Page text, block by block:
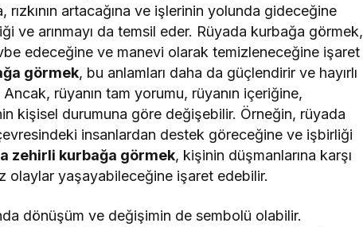
artacağına ve işlerinin yolunda gideceğine
ve arınmayı da temsil eder. Rüyada kurbağa görmek,
edeceğine ve manevi olarak temizleneceğine işaret
görmek, bu anlamları daha da güçlendirir ve hayırlı
rüyanın tam yorumu, rüyanın içeriğine,
kişisel durumuna göre değişebilir. Örneğin, rüyada
insanlardan destek göreceğine ve işbirliği
zehirli kurbağa görmek, kişinin düşmanlarına karşı
olaylar yaşayabileceğine işaret edebilir.
dönüşüm ve değişimin de sembolü olabilir.